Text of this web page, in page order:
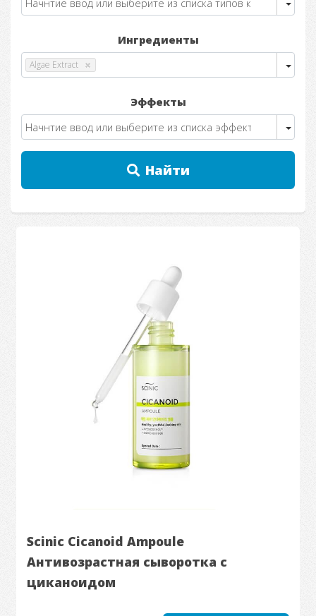
Ингредиенты
Algae Extract
Эффекты
Найти
Scinic Cicanoid Ampoule
Антивозрастная сыворотка с
циканоидом